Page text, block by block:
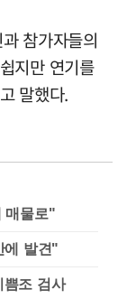
참가자들의
지만 연기를
말했다.
매물로"
에 발견"
조 검사